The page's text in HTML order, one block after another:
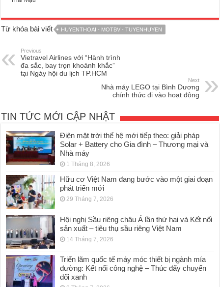
Từ khóa bài viết HUYENTHOAI - MOTBV - TUYENHUYEN
Previous
Vietravel Airlines với “Hành trình
đa sắc, bay trọn khoảnh khắc”
tại Ngày hội du lịch TP.HCM
Next
Nhà máy LEGO tại Bình Dương
chính thức đi vào hoạt động
TIN TỨC MỚI CẬP NHẬT
Điện mặt trời thế hệ mới tiếp theo: giải pháp
Solar + Battery cho Gia đình – Thương mại và
Nhà máy
1 Tháng 8, 2026
Hữu cơ Việt Nam đang bước vào một giai đoạn
phát triển mới
29 Tháng 7, 2026
Hội nghị Sầu riêng châu Á lần thứ hai và Kết nối
sản xuất – tiêu thụ sầu riêng Việt Nam
14 Tháng 7, 2026
Triển lãm quốc tế máy móc thiết bị ngành mía
đường: Kết nối công nghệ – Thúc đẩy chuyển
đổi xanh